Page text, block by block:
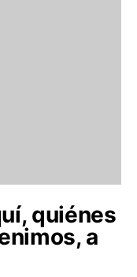
quiénes
a